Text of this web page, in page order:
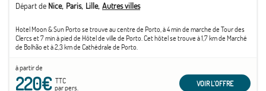
Départ de Nice Paris Lille Autres villes
Hotel Moon & Sun Porto se trouve au centre de Porto, à 4 min de marche de Tour des
Clercs et 7 min à pied de Hôtel de ville de Porto. Cet hôtel se trouve à 1,7 km de Marché
de Bolhão et à 2,3 km de Cathédrale de Porto.
à partir de
220€TTC
par pers.
VOIR L'OFFRE